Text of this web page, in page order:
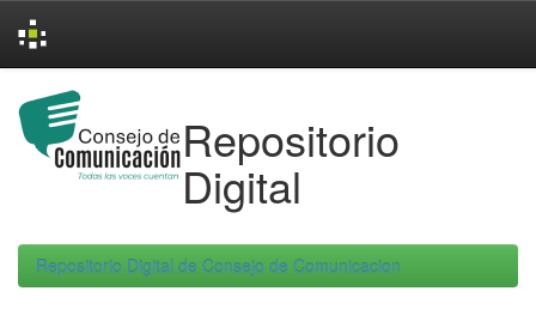
navigation
Repositorio
Digital
Repositorio Digital de Consejo de Comunicacion